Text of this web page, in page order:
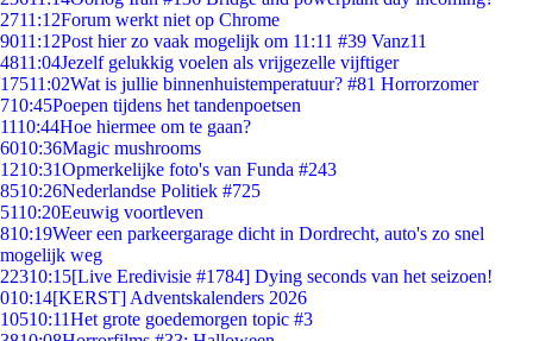
2711:12Forum werkt niet op Chrome
9011:12Post hier zo vaak mogelijk om 11:11 #39 Vanz11
4811:04Jezelf gelukkig voelen als vrijgezelle vijftiger
17511:02Wat is jullie binnenhuistemperatuur? #81 Horrorzomer
710:45Poepen tijdens het tandenpoetsen
1110:44Hoe hiermee om te gaan?
6010:36Magic mushrooms
1210:31Opmerkelijke foto's van Funda #243
8510:26Nederlandse Politiek #725
5110:20Eeuwig voortleven
810:19Weer een parkeergarage dicht in Dordrecht, auto's zo snel
mogelijk weg
22310:15[Live Eredivisie #1784] Dying seconds van het seizoen!
010:14[KERST] Adventskalenders 2026
10510:11Het grote goedemorgen topic #3